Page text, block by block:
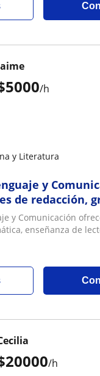
5000/h
y Literatura
y
de redacción,
lecto-escritura
y Comunicación
enseñanza de
20000/h